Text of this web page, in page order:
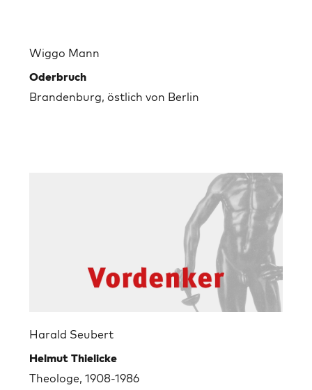
Wiggo Mann
Oderbruch
Brandenburg, östlich von Berlin
Harald Seubert
Helmut Thielicke
Theologe, 1908-1986